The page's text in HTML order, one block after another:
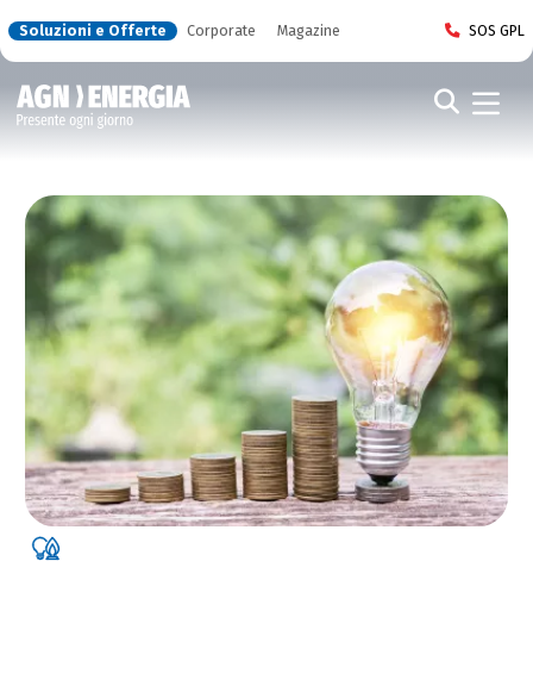
Soluzioni e Offerte Corporate Magazine SOS GPL